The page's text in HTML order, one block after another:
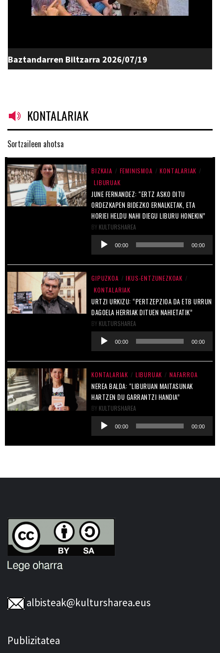
Baztandarren Biltzarra 2026/07/19
KONTALARIAK
Sortzaileen ahotsa
BIZKAIA / FEMINISMOA / KONTALARIAK /
LIBURUAK
JUNE FERNANDEZ: “ERTZ ASKO DITU
ORDEZKAPEN BIDEZKO ERNALKETAK, ETA
HORIEI HELDU NAHI DIEGU LIBURU HONEKIN”
BY KULTURSHAREA
Soinu
erreproduzigailua
00:00 00:00
GIPUZKOA / IKUS-ENTZUNEZKOAK /
KONTALARIAK
URTZI URKIZU: “PERTZEPZIOA DA ETB URRUN
DAGOELA HERRIAK DITUEN NAHIETATIK”
BY KULTURSHAREA
Soinu
erreproduzigailua
00:00 00:00
KONTALARIAK / LIBURUAK / NAFARROA
NEREA BALDA: “LIBURUAN MAITASUNAK
HARTZEN DU GARRANTZI HANDIA”
BY KULTURSHAREA
Soinu
erreproduzigailua
00:00 00:00
albisteak@kultursharea.eus
Publizitatea